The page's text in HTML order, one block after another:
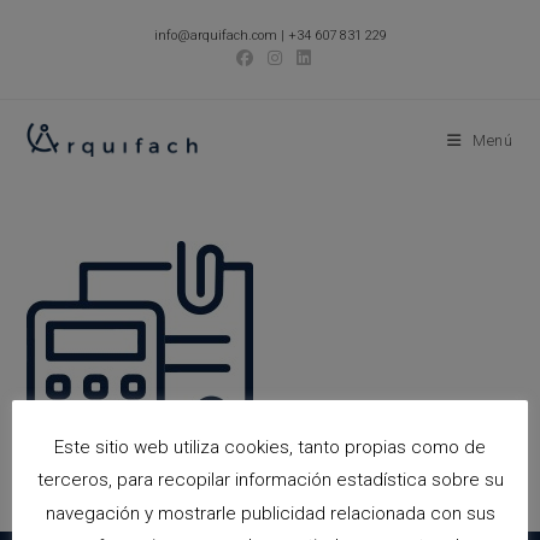
info@arquifach.com | +34 607 831 229
Menú
Este sitio web utiliza cookies, tanto propias como de
terceros, para recopilar información estadística sobre su
navegación y mostrarle publicidad relacionada con sus